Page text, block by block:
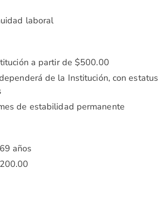
laboral
a partir de $500.00
de la Institución, con estatus
de estabilidad permanente
años